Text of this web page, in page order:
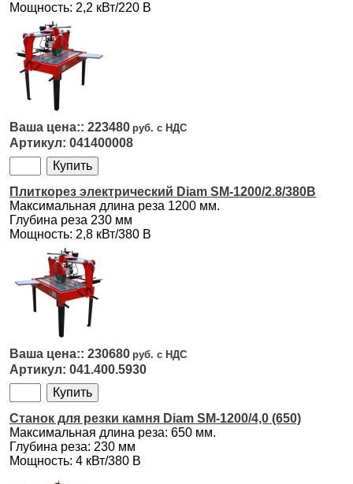
Мощность: 2,2 кВт/220 В
223480
041400008
Плиткорез электрический Diam SM-1200/2.8/380В
Максимальная длина реза 1200 мм.
Глубина реза 230 мм
Мощность: 2,8 кВт/380 В
230680
041.400.5930
Станок для резки камня Diam SM-1200/4,0 (650)
Максимальная длина реза: 650 мм.
Глубина реза: 230 мм
Мощность: 4 кВт/380 В